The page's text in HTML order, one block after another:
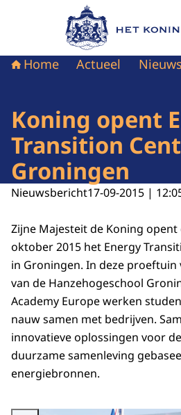
Naar de homepage
Home Actueel Nieuws
Koning opent
Transition
Groningen
Nieuwsbericht17-09-2015 |
Zijne Majesteit de Koning
oktober 2015 het Energy
in Groningen. In deze
van de Hanzehogeschool
Academy Europe werken
nauw samen met bedrijven.
innovatieve oplossingen voor
duurzame samenleving
energiebronnen.
Vergroot afbeelding Koning Willem-